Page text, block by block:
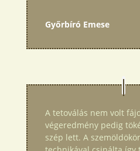
Győrbíró Emese
A tetoválás nem volt
végeredmény pedig
szép lett. A